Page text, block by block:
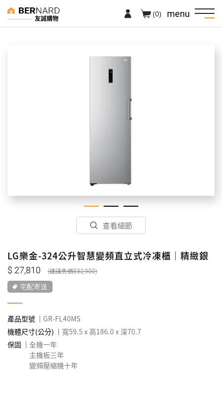
友誠購物 menu
(0)
查看細節
LG樂金-324公升智慧變頻直立式冷凍櫃｜精緻銀
27,810 32,900
宅配寄送
產品型號
GR-FL40MS
機體尺寸(公分)
寬59.5 x 高186.0 x 深70.7
保固
全機一年
主機板三年
變頻壓縮機十年